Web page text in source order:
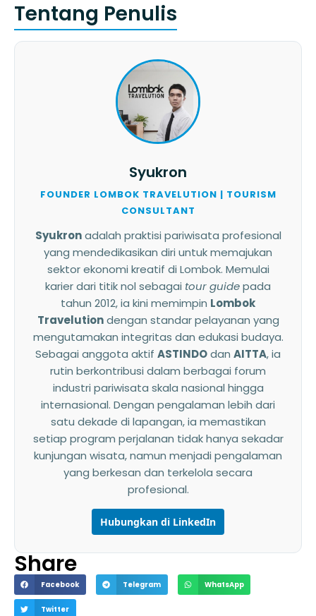
Tentang Penulis
Syukron
FOUNDER LOMBOK TRAVELUTION | TOURISM
CONSULTANT
Syukronadalah praktisi pariwisata profesional
yang mendedikasikan diri untuk memajukan
sektor ekonomi kreatif di Lombok. Memulai
karier dari titik nol sebagai tour guidepada
tahun 2012, ia kini memimpin Lombok
Travelutiondengan standar pelayanan yang
mengutamakan integritas dan edukasi budaya.
Sebagai anggota aktif ASTINDOdan AITTA, ia
rutin berkontribusi dalam berbagai forum
industri pariwisata skala nasional hingga
internasional. Dengan pengalaman lebih dari
satu dekade di lapangan, ia memastikan
setiap program perjalanan tidak hanya sekadar
kunjungan wisata, namun menjadi pengalaman
yang berkesan dan terkelola secara
profesional.
Hubungkan di LinkedIn
Share
Facebook Telegram WhatsApp
Twitter